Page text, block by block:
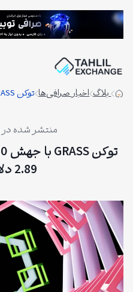
رفتن
بلاگ اخبار صرافی‌ها
2.89 دلار رسید!